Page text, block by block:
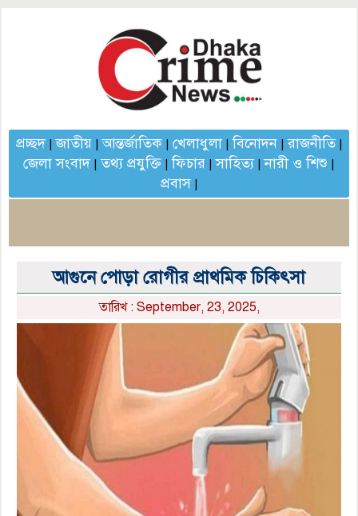
প্রচ্ছদ|জাতীয়|আন্তর্জাতিক| খেলাধুলা|বিনোদন|রাজনীতি|
জেলা সংবাদ|তথ্য প্রযুক্তি |ফিচার |সাহিত্য|নারী ও শিশু |
প্রবাস|
আগুনে পোড়া রোগীর প্রাথমিক চিকিৎসা
তারিখ : September, 23, 2025,